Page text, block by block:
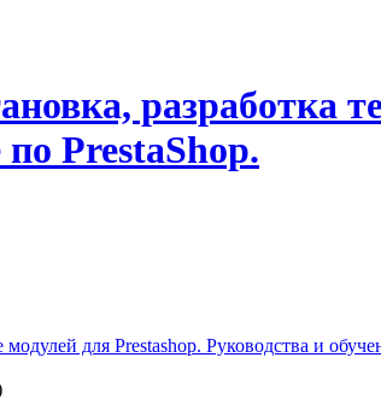
для Prestashop. Руководства и